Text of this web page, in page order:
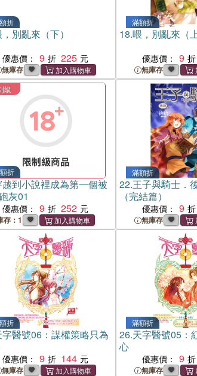
折
別亂來（下）
優惠價： 9 225
無庫存
滿額折
18.喂，別亂來（上
優惠價： 9
無庫存
級
折
越到小說裡成為第一個被
灰01
優惠價： 9 252
存：1
滿額折
22.王子與騎士．
（完結篇）
優惠價： 9
無庫存
折
字醫號06：謀權策略只為
優惠價： 9 144
無庫存
滿額折
26.天字醫號05：
心
優惠價： 9
無庫存